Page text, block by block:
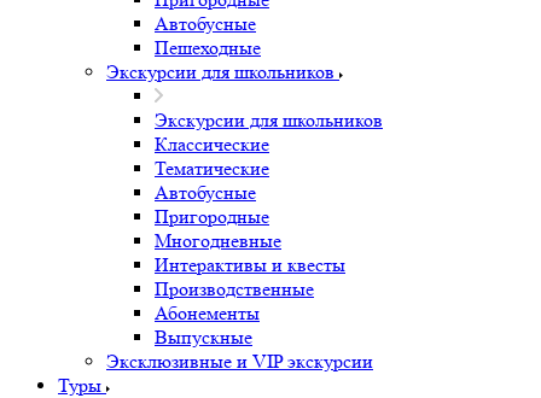
Автобусные
Пешеходные
Экскурсии для школьников
Экскурсии для школьников
Классические
Тематические
Автобусные
Пригородные
Многодневные
Интерактивы и квесты
Производственные
Абонементы
Выпускные
Эксклюзивные и VIP экскурсии
Туры